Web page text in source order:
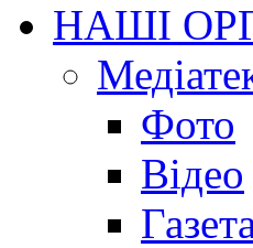
НАШІ
Фото
Відео